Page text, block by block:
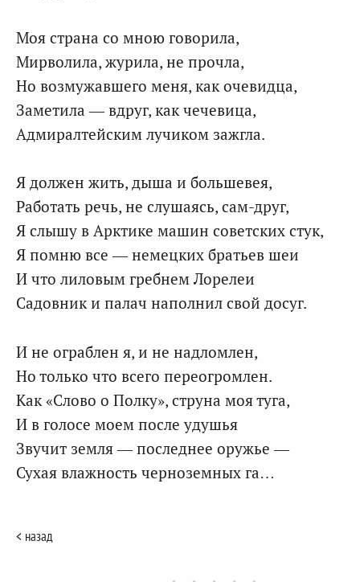
Моя страна со мною говорила,
Мирволила, журила, не прочла,
Но возмужавшего меня, как очевидца,
Заметила — вдруг, как чечевица,
Адмиралтейским лучиком зажгла.
Я должен жить, дыша и большевея,
Работать речь, не слушаясь, сам-друг,
Я слышу в Арктике машин советских стук,
Я помню все — немецких братьев шеи
И что лиловым гребнем Лорелеи
Садовник и палач наполнил свой досуг.
И не ограблен я, и не надломлен,
Но только что всего переогромлен.
Как «Слово о Полку», струна моя туга,
И в голосе моем после удушья
Звучит земля — последнее оружье —
Сухая влажность черноземных га…
< назад